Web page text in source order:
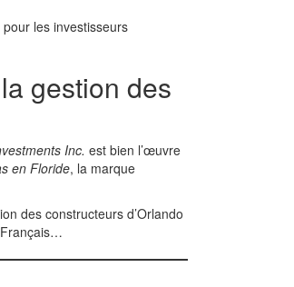
les investisseurs
gestion des
Inc. est bien l’œuvre
en Floride, la marque
des constructeurs d’Orlando